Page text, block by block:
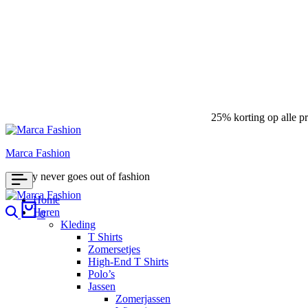
25% korting op alle
Marca Fashion
Luxury never goes out of fashion
Home
Heren
Kleding
T Shirts
Zomersetjes
High-End T Shirts
Polo’s
Jassen
Zomerjassen
0